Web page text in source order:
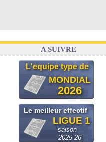
A SUIVRE
L'equipe type de
MONDIAL
2026
Le meilleur effectif
LIGUE 1
saison
2025-26